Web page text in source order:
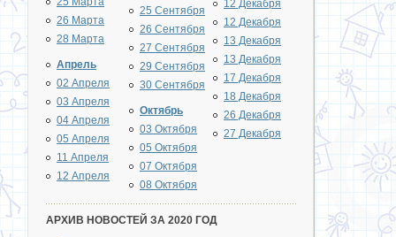
26 Марта
28 Марта
Апрель
02 Апреля
03 Апреля
04 Апреля
05 Апреля
11 Апреля
12 Апреля
25 Сентября
26 Сентября
27 Сентября
29 Сентября
30 Сентября
Октябрь
03 Октября
05 Октября
07 Октября
08 Октября
12 Декабря
12 Декабря
13 Декабря
13 Декабря
17 Декабря
18 Декабря
26 Декабря
27 Декабря
АРХИВ НОВОСТЕЙ ЗА 2020 ГОД